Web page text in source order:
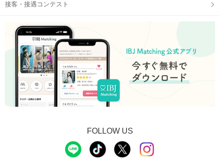
接客・接遇コンテスト
FOLLOW US